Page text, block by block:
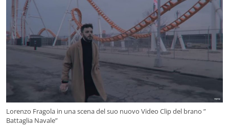
Lorenzo Fragola in una scena del suo nuovo Video Clip del brano ”
Battaglia Navale”